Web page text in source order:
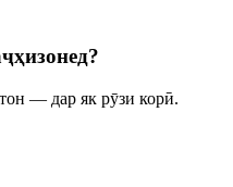
— дар як рӯзи корӣ.